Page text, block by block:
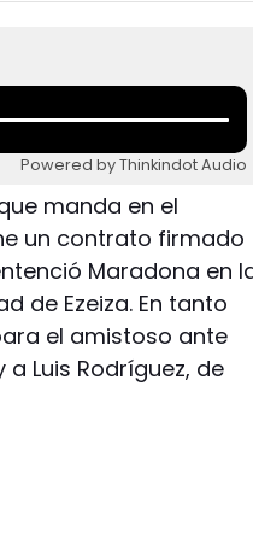
Powered by Thinkindot Audio
manda en el
un contrato firmado
Maradona en
de Ezeiza. En tanto
el amistoso ante
Luis Rodríguez, de